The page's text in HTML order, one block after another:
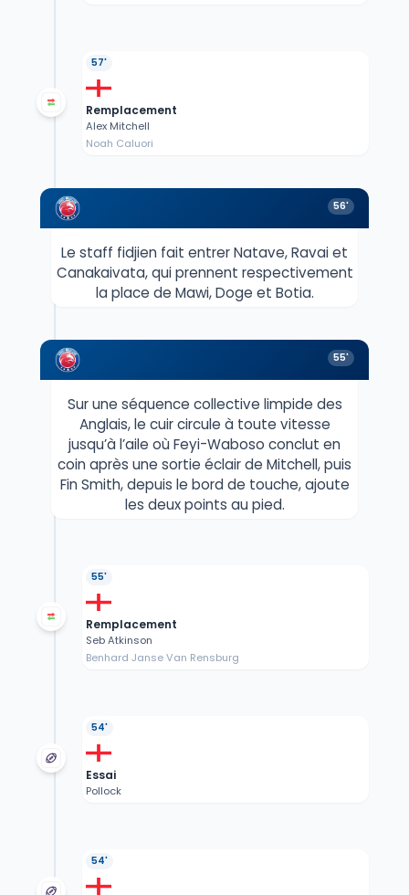
57'
Remplacement
Alex Mitchell
Noah Caluori
56'
Le staff fidjien fait entrer Natave, Ravai et
Canakaivata, qui prennent respectivement
la place de Mawi, Doge et Botia.
55'
Sur une séquence collective limpide des
Anglais, le cuir circule à toute vitesse
jusqu’à l’aile où Feyi-Waboso conclut en
coin après une sortie éclair de Mitchell, puis
Fin Smith, depuis le bord de touche, ajoute
les deux points au pied.
55'
Remplacement
Seb Atkinson
Benhard Janse Van Rensburg
54'
Essai
Pollock
54'